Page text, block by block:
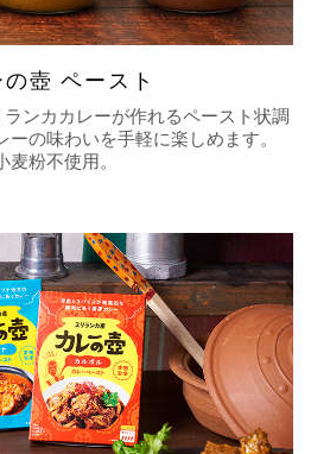
の壺 ペースト
ランカカレーが作れるペースト状調
の味わいを手軽に楽しめます。
粉不使用。